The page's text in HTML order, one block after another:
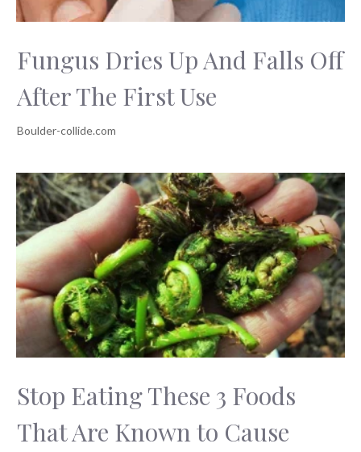
Fungus Dries Up And Falls Off
After The First Use
Stop Eating These 3 Foods
That Are Known to Cause